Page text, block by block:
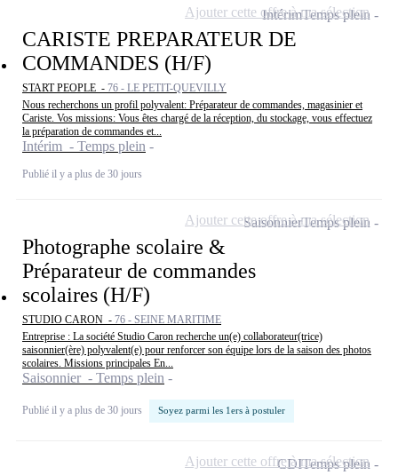
CARISTE PREPARATEUR DE
COMMANDES (H/F)
START PEOPLE - 76 - LE PETIT-QUEVILLY
Nous recherchons un profil polyvalent: Préparateur de commandes, magasinier et
Cariste. Vos missions: Vous êtes chargé de la réception, du stockage, vous effectuez
la préparation de commandes et...
Intérim - Temps plein
Publié il y a plus de 30 jours
IntérimTemps plein
Ajouter cette offre à ma sélection
Photographe scolaire &
Préparateur de commandes
scolaires (H/F)
STUDIO CARON - 76 - SEINE MARITIME
Entreprise : La société Studio Caron recherche un(e) collaborateur(trice)
saisonnier(ère) polyvalent(e) pour renforcer son équipe lors de la saison des photos
scolaires. Missions principales En...
Saisonnier - Temps plein
Publié il y a plus de 30 jours Soyez parmi les 1ers à postuler
SaisonnierTemps plein
Ajouter cette offre à ma sélection
CDITemps plein
Ajouter cette offre à ma sélection